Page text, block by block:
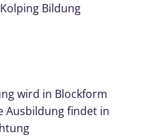
Bildung
wird in Blockform
Ausbildung findet in